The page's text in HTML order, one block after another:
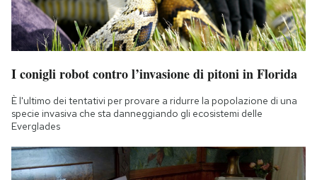
I conigli robot contro l’invasione di pitoni in Florida
È l'ultimo dei tentativi per provare a ridurre la popolazione di una
specie invasiva che sta danneggiando gli ecosistemi delle
Everglades